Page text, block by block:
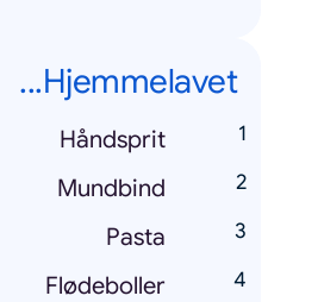
Hjemmelavet...
Håndsprit
Mundbind
Pasta
Flødeboller